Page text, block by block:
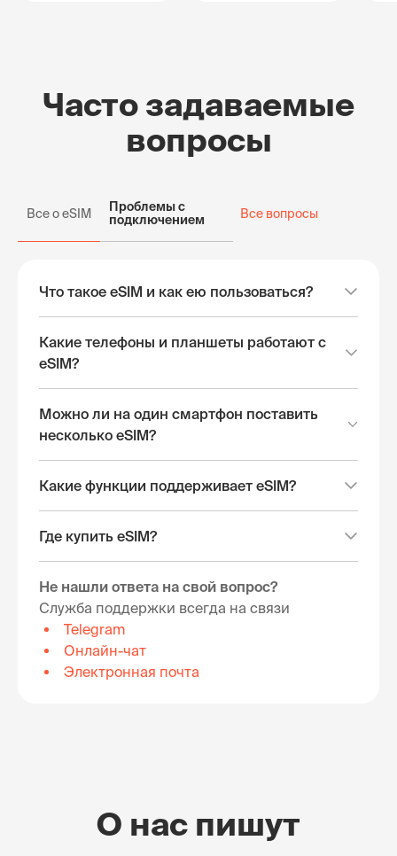
Часто задаваемые
вопросы
Все о eSIM
Проблемы с
подключением
Все вопросы
Что такое eSIM и как ею пользоваться?
Какие телефоны и планшеты работают с
eSIM?
Можно ли на один смартфон поставить
несколько eSIM?
Какие функции поддерживает eSIM?
Где купить eSIM?
Не нашли ответа на свой вопрос?
Служба поддержки всегда на связи
Telegram
Онлайн-чат
Электронная почта
О нас пишут